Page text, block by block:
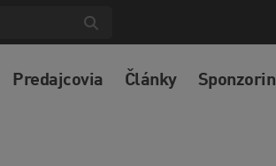
Predajcovia Články